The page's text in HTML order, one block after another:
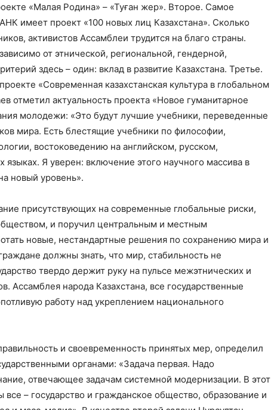
«Малая Родина» – «Туған жер». Второе. Самое
имеет проект «100 новых лиц Казахстана». Сколько
активистов Ассамблеи трудится на благо страны.
от этнической, региональной, гендерной,
здесь – один: вклад в развитие Казахстана. Третье.
«Современная казахстанская культура в глобальном
отметил актуальность проекта «Новое гуманитарное
молодежи: «Это будут лучшие учебники, переведенные
мира. Есть блестящие учебники по философии,
востоковедению на английском, русском,
языках. Я уверен: включение этого научного массива в
новый уровень».
присутствующих на современные глобальные риски,
и поручил центральным и местным
новые, нестандартные решения по сохранению мира и
должны знать, что мир, стабильность не
твердо держит руку на пульсе межэтнических и
Ассамблея народа Казахстана, все государственные
работу над укреплением национального
и своевременность принятых мер, определил
органами: «Задача первая. Надо
отвечающее задачам системной модернизации. В этот
– государство и гражданское общество, образование и